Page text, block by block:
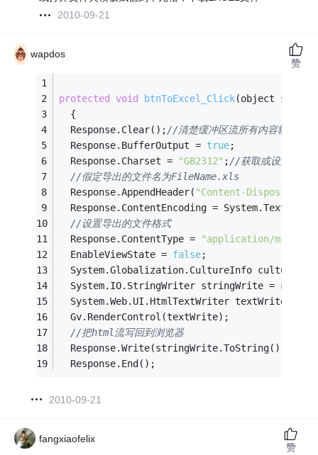
2010-09-21
wapdos
protected void btnToExcel_Click(object
  {
  Response.Clear();
//清楚缓冲区流所有内容输出
  Response.BufferOutput =
true;
  Response.Charset =
"GB2312" ;//获取或设置输出
//假定导出的文件名为FileName.xls
  Response.AppendHeader(
"Content-Disposition"
Response.ContentEncoding =
//设置导出的文件格式
  Response.ContentType =
"application/ms-
  EnableViewState =
false;
System.Globalization.CultureInfo
  System.IO.StringWriter stringWrite =
new
  System.Web.UI.HtmlTextWriter textWrite =
  Gv.RenderControl(textWrite);
//把html流写回到浏览器
  Response.Write(stringWrite.ToString());
  Response.End();
2010-09-21
赞
fangxiaofelix
赞